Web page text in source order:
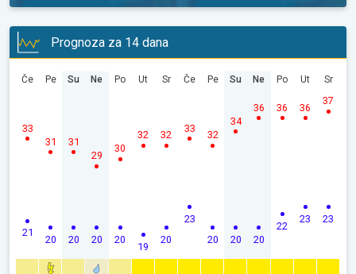
Prognoza za 14 dana
Če
21
33
Pe
20
31
Su
20
31
Ne
20
29
Po
20
30
Ut
19
32
Sr
20
32
Če
23
33
Pe
20
32
Su
20
34
Ne
20
36
Po
22
36
Ut
23
36
Sr
23
37